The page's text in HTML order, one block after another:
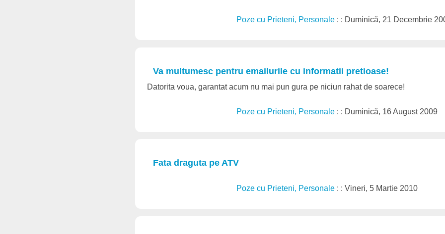
Poze cu Prieteni, Personale : : Duminică, 21 Decembrie
Va multumesc pentru emailurile cu informatii pretioase!
Datorita voua, garantat acum nu mai pun gura pe niciun rahat de soarece!
Poze cu Prieteni, Personale : : Duminică, 16 August 2009
Fata draguta pe ATV
Poze cu Prieteni, Personale : : Vineri, 5 Martie 2010